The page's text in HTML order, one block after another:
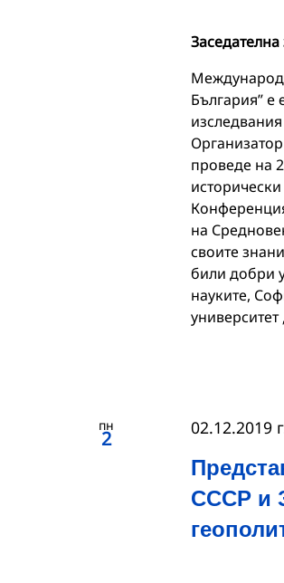
България” e
проведе на
на
своите
били добри
науките,
пн
2
СССР и
02.12.2019